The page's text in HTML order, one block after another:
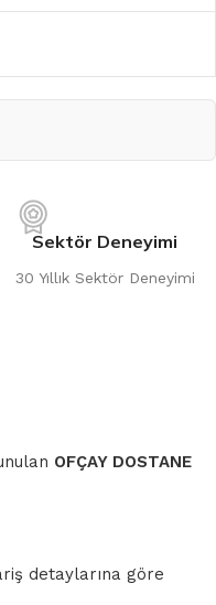
Sektör Deneyimi
30 Yıllık Sektör Deneyimi
OFÇAY DOSTANE
detaylarına göre